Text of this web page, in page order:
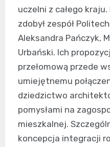
uczelni z całego
zdobył zespół
Aleksandra Pańczyk,
Urbański. Ich
przełomową przede
umiejętnemu
dziedzictwo
pomysłami na
mieszkalnej.
koncepcja integracji